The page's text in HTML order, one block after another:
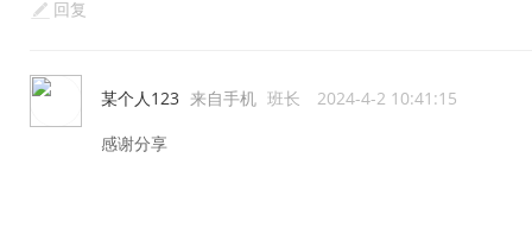
回复
某个人123 来自手机 班长 2024-4-2 10:41:15
感谢分享